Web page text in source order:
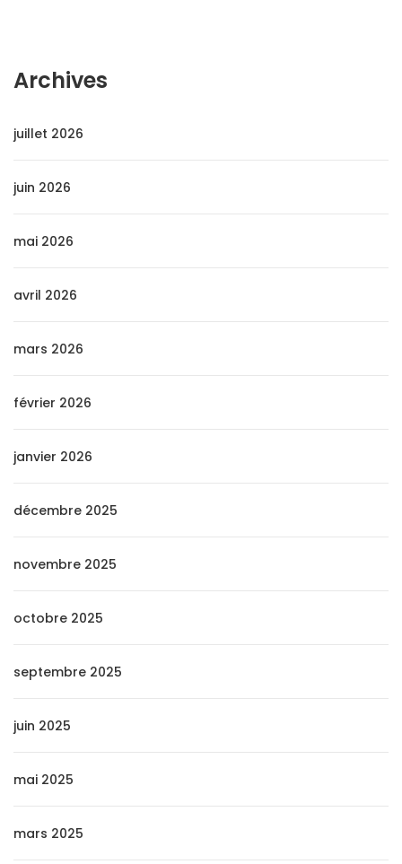
Archives
juillet 2026
juin 2026
mai 2026
avril 2026
mars 2026
février 2026
janvier 2026
décembre 2025
novembre 2025
octobre 2025
septembre 2025
juin 2025
mai 2025
mars 2025